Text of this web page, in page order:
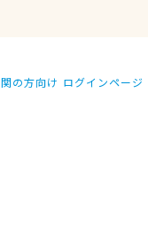
の方向け ログインページ